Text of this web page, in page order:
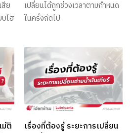
สีย
บไฮ
เปลี่ยนได้ถูกช่วงเวลาตามกำหนด
ในครั้งถัดไป
มัติ
เรื่องที่ต้องรู้ ระยะการเปลี่ยน